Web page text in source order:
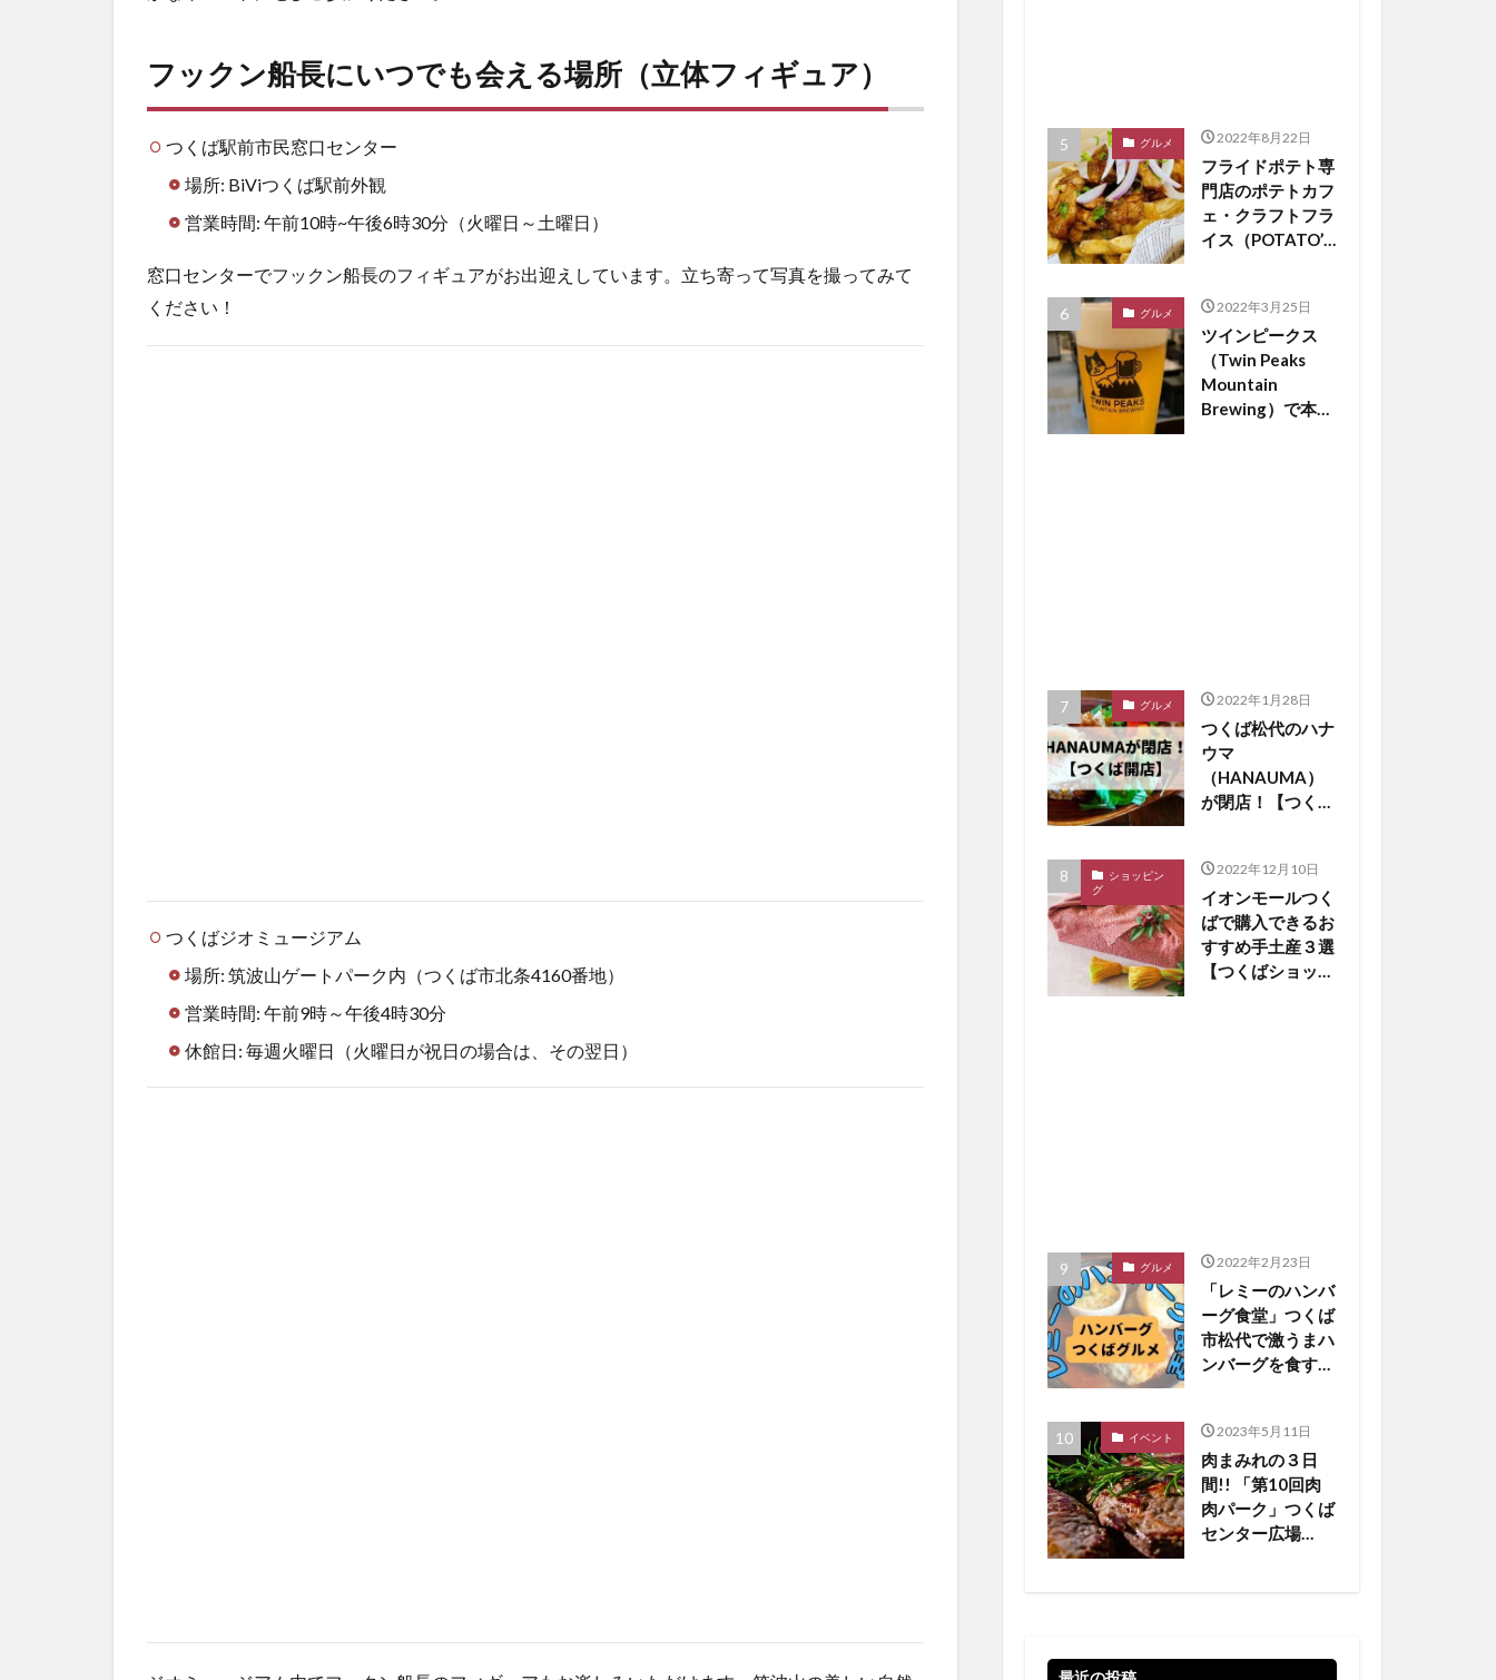
フックン船長にいつでも会える場所（立体フィギュア）
つくば駅前市民窓口センター
場所: BiViつくば駅前外観
営業時間: 午前10時~午後6時30分（火曜日～土曜日）
窓口センターでフックン船長のフィギュアがお出迎えしています。立ち寄って写真を撮ってみて
ください！
つくばジオミュージアム
場所: 筑波山ゲートパーク内（つくば市北条4160番地）
営業時間: 午前9時～午後4時30分
休館日: 毎週火曜日（火曜日が祝日の場合は、その翌日）
グルメ 2022年8月22日
フライドポテト専
門店のポテトカフ
ェ・クラフトフラ
イス（POTATO’S
くば市松代にオー
プン【つくば開
店】
グルメ 2022年3月25日
ツインピークス
（Twin Peaks
Mountain
Brewing）で本場
グルメ 2022年1月28日
つくば松代のハナ
ウマ
（HANAUMA）
が閉店！【つくば
ショッピン
グ
2022年12月10日
イオンモールつく
ばで購入できるお
すすめ手土産３選
【つくばショッピ
グルメ 2022年2月23日
「レミーのハンバ
ーグ食堂」つくば
市松代で激うまハ
ンバーグを食す
イベント 2023年5月11日
肉まみれの３日
間!! 「第10回肉
肉パーク」つくば
センター広場